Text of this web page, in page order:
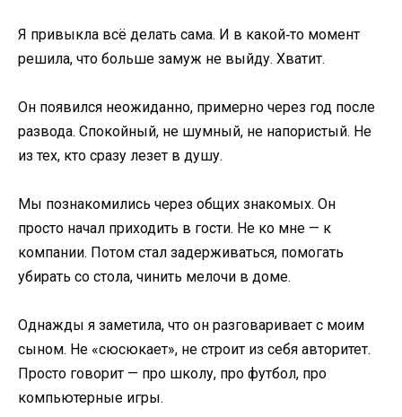
Я привыкла всё делать сама. И в какой‑то момент
решила, что больше замуж не выйду. Хватит.
Он появился неожиданно, примерно через год после
развода. Спокойный, не шумный, не напористый. Не
из тех, кто сразу лезет в душу.
Мы познакомились через общих знакомых. Он
просто начал приходить в гости. Не ко мне — к
компании. Потом стал задерживаться, помогать
убирать со стола, чинить мелочи в доме.
Однажды я заметила, что он разговаривает с моим
сыном. Не «сюсюкает», не строит из себя авторитет.
Просто говорит — про школу, про футбол, про
компьютерные игры.